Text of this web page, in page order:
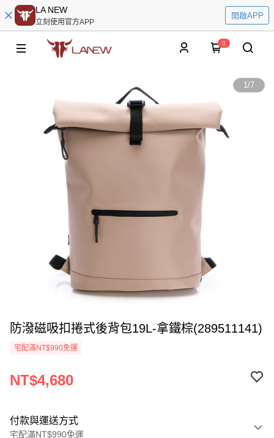
LA NEW
立刻使用官方APP
開啟APP
0
1/7
防潑磁吸扣捲式後背包19L-拿鐵棕(289511141)
宅配滿NT$990免運
NT$4,680
付款與運送方式
宅配滿NT$990免運